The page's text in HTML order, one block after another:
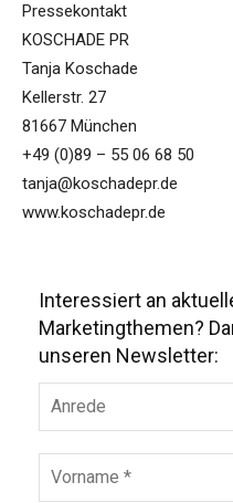
Pressekontakt
KOSCHADE PR
Tanja Koschade
Kellerstr. 27
81667 München
+49 (0)89 – 55 06 68 50
tanja@koschadepr.de
www.koschadepr.de
Interessiert an
Marketingthemen?
unseren Newsletter: